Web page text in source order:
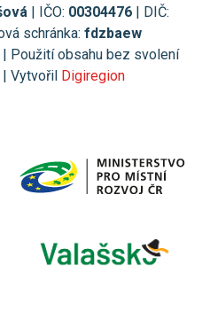
| IČO: 00304476| DIČ:
schránka: fdzbaew
| Použití obsahu bez svolení
| Vytvořil Digiregion